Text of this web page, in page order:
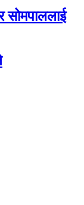
सोमपाललाई